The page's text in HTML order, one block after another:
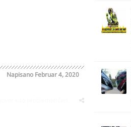
Napisano Februar 4, 2020